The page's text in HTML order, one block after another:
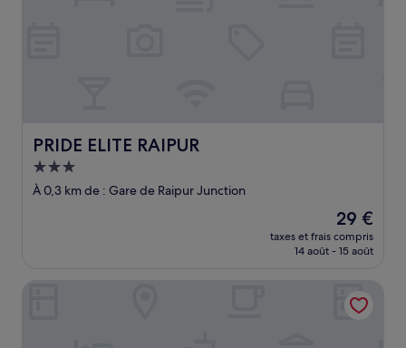
PRIDE ELITE RAIPUR
PRIDE ELITE RAIPUR
Hébergement
3.0 étoiles
À 0,3 km de : Gare de Raipur Junction
Le
nouveau
prix
de
29 €
29 €
taxes et frais compris
14 août - 15 août